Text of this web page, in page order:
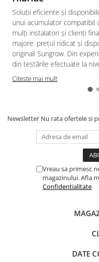
Intrerupator
Modular
Priza+Intrerupator
Pulsar Touch
Smart SHELLY
Surse de iluminat
Corpuri de iluminat
Corpuri iluminat exterior
Corpuri iluminat interior
Soluții eficiente și
unui acumulator compatibil
mulți instalatori și clienți
majore: prețul ridicat și
originali Sungrow. Din
din testările efectuate la
Citeste mai mult
Newsletter Nu rata ofertele si
Vreau sa primesc
magazinului. Afla
Confidentialitate
DATE